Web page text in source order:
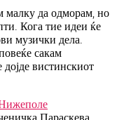
малку да одморам, но
Кога тие идеи ќе
музички дела.
сакам
вистинскиот
Параскева,